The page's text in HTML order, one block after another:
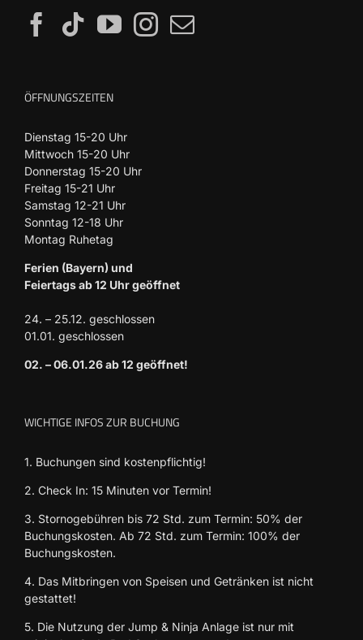
ÖFFNUNGSZEITEN
Dienstag 15-20 Uhr
Mittwoch 15-20 Uhr
Donnerstag 15-20 Uhr
Freitag 15-21 Uhr
Samstag 12-21 Uhr
Sonntag 12-18 Uhr
Montag Ruhetag
Ferien (Bayern) und
Feiertags ab 12 Uhr geöffnet
24. – 25.12. geschlossen
01.01. geschlossen
02. – 06.01.26 ab 12 geöffnet!
WICHTIGE INFOS ZUR BUCHUNG
1. Buchungen sind kostenpflichtig!
2. Check In: 15 Minuten vor Termin!
3. Stornogebühren bis 72 Std. zum Termin: 50% der
Buchungskosten. Ab 72 Std. zum Termin: 100% der
Buchungskosten.
4. Das Mitbringen von Speisen und Getränken ist nicht
gestattet!
5. Die Nutzung der Jump & Ninja Anlage ist nur mit